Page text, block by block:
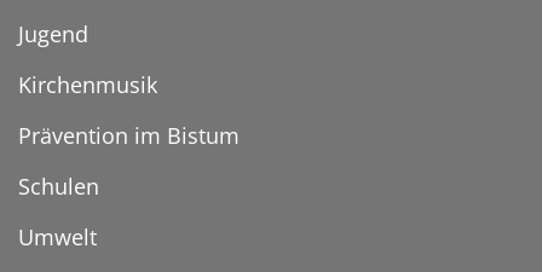
Jugend
Kirchenmusik
Prävention im Bistum
Schulen
Umwelt